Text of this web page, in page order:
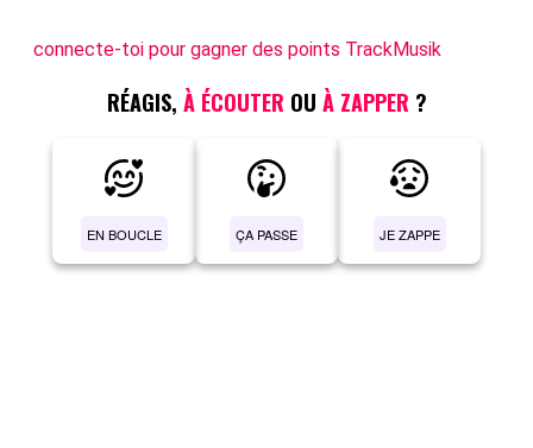
connecte-toi pour gagner des points TrackMusik
RÉAGIS, À ÉCOUTER OU À ZAPPER ?
EN BOUCLE ÇA PASSE JE ZAPPE